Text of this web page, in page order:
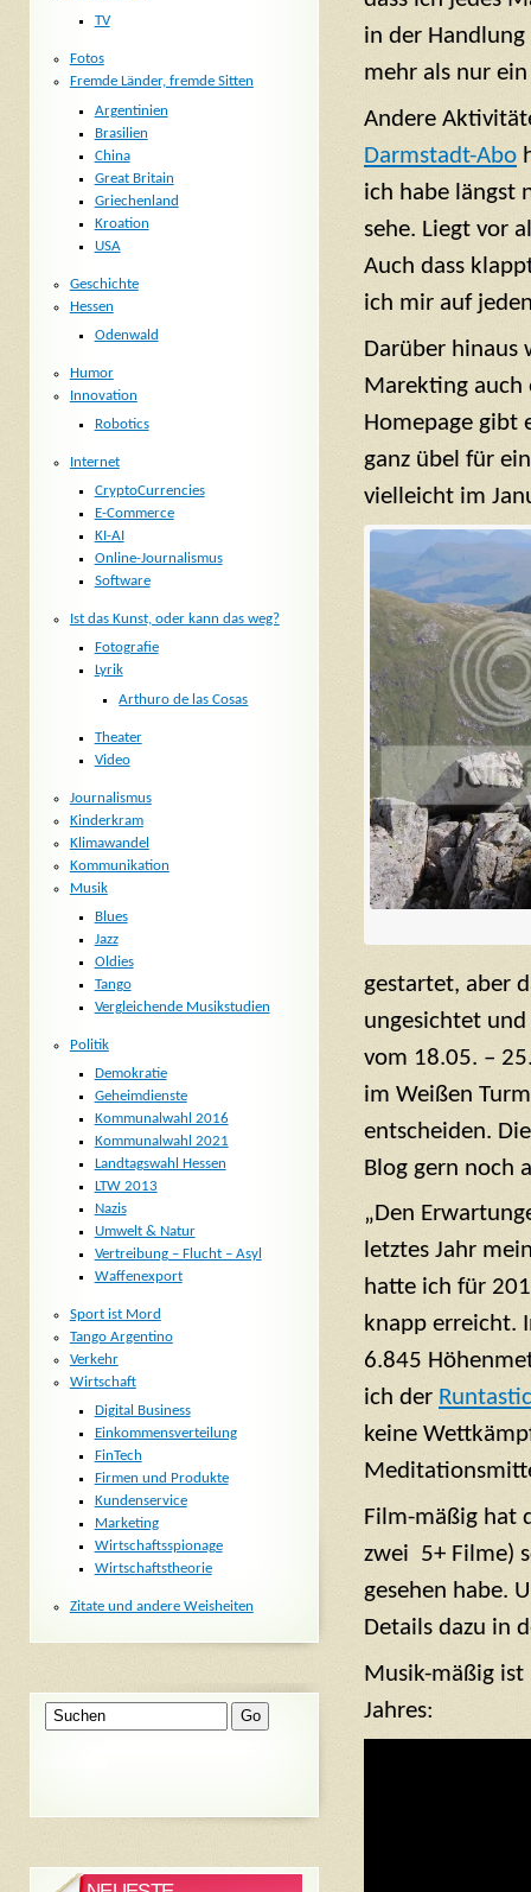
in der
mehr als nur
Andere
Darmstadt-Abo
ich habe längst
sehe. Liegt vor
Auch dass
ich mir auf
Darüber hinaus
Marekting auch
Homepage gibt
ganz übel für
vielleicht im
gestartet, aber
ungesichtet
vom 18.05. –
im Weißen
entscheiden.
Blog gern noch
„Den
letztes Jahr
hatte ich für
knapp erreicht.
6.845
ich der
keine
Film-mäßig hat
zwei 5+ Filme)
gesehen habe.
Details dazu in
Musik-mäßig ist
Jahres:
TV
Fotos
Fremde Länder, fremde Sitten
Argentinien
Brasilien
China
Great Britain
Griechenland
Kroation
USA
Geschichte
Hessen
Odenwald
Humor
Innovation
Robotics
Internet
CryptoCurrencies
E-Commerce
KI-AI
Online-Journalismus
Software
Ist das Kunst, oder kann das weg?
Fotografie
Lyrik
Arthuro de las Cosas
Theater
Video
Journalismus
Kinderkram
Klimawandel
Kommunikation
Musik
Blues
Jazz
Oldies
Tango
Vergleichende Musikstudien
Politik
Demokratie
Geheimdienste
Kommunalwahl 2016
Kommunalwahl 2021
Landtagswahl Hessen
LTW 2013
Nazis
Umwelt & Natur
Vertreibung – Flucht – Asyl
Waffenexport
Sport ist Mord
Tango Argentino
Verkehr
Wirtschaft
Digital Business
Einkommensverteilung
FinTech
Firmen und Produkte
Kundenservice
Marketing
Wirtschaftsspionage
Wirtschaftstheorie
Zitate und andere Weisheiten